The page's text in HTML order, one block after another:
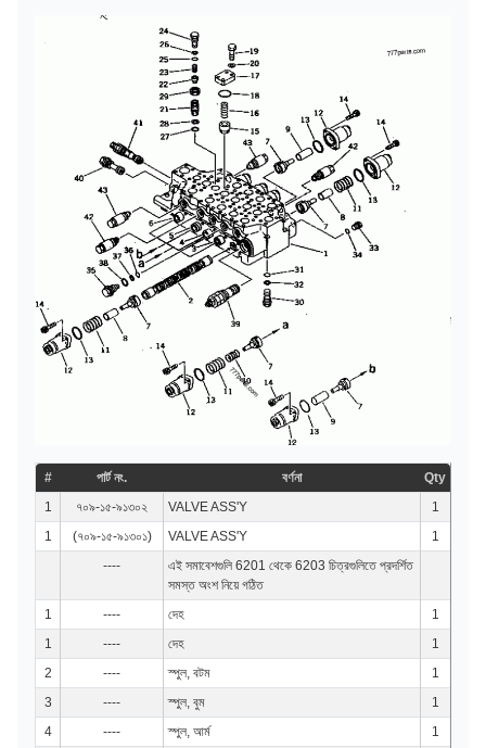
# পার্ট নং. বর্ণনা
Qty
1
৭০৯-১৫-৯১৩০২ VALVE ASS'Y
1
1
(৭০৯-১৫-৯১৩০১) VALVE ASS'Y
1
----
এই সমাবেশগুলি 6201 থেকে 6203 চিত্রগুলিতে প্রদর্শিত
সমস্ত অংশ নিয়ে গঠিত
1
---- দেহ
1
1
---- দেহ
1
2
---- স্পুল, বটম
1
3
---- স্পুল, বুম
1
4
---- স্পুল, আর্ম
1